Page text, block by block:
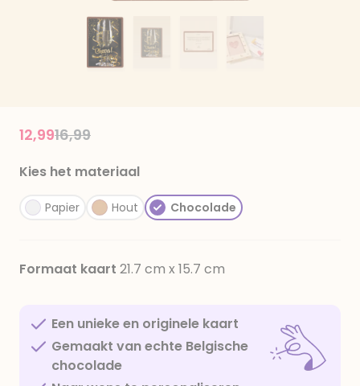
Price reduced from
16,99to
12,99
Kies het materiaal
Papier Hout Chocolade
Formaat kaart 21.7 cm x 15.7 cm
Een unieke en originele kaart
Gemaakt van echte Belgische
chocolade